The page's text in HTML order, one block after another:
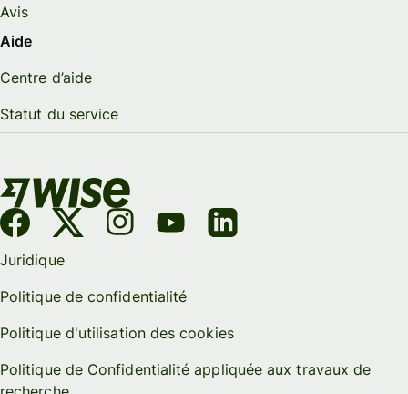
Avis
Aide
Centre d’aide
Statut du service
Juridique
Politique de confidentialité
Politique d'utilisation des cookies
Politique de Confidentialité appliquée aux travaux de